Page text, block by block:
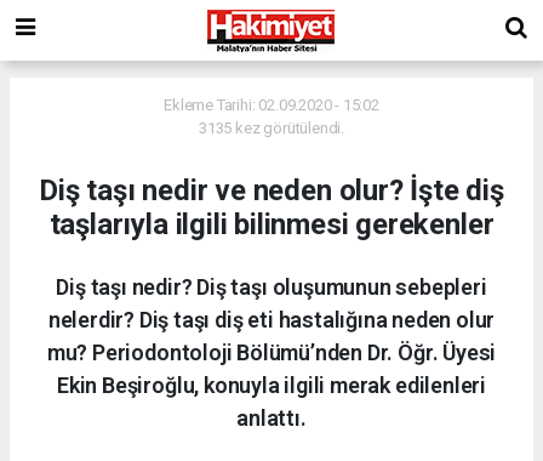
Ekleme Tarihi: 02.09.2020 - 15:02
3135 kez görütülendi.
Diş taşı nedir ve neden olur? İşte diş
taşlarıyla ilgili bilinmesi gerekenler
Diş taşı nedir? Diş taşı oluşumunun sebepleri
nelerdir? Diş taşı diş eti hastalığına neden olur
mu? Periodontoloji Bölümü’nden Dr. Öğr. Üyesi
Ekin Beşiroğlu, konuyla ilgili merak edilenleri
anlattı.